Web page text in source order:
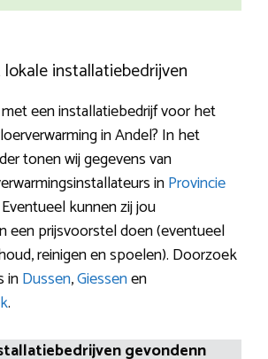
installatiebedrijven
een installatiebedrijf voor het
in Andel? In het
tonen wij gegevens van
inProvincie
kunnen zij jou
een prijsvoorstel doen (eventueel
reinigen en spoelen). Doorzoek
inDussen,Giessenen
.
gevondenn